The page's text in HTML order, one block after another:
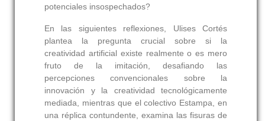
potenciales insospechados?
En las siguientes reflexiones, Ulises Cortés
plantea la pregunta crucial sobre si la
creatividad artificial existe realmente o es mero
fruto de la imitación, desafiando las
percepciones convencionales sobre la
innovación y la creatividad tecnológicamente
mediada, mientras que el colectivo Estampa, en
una réplica contundente, examina las fisuras de